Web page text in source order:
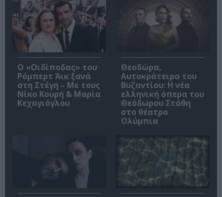
O «Οιδίποδας» του
Ρόμπερτ Άικ ξανά
στη Στέγη – Με τους
Νίκο Κουρή & Μαρία
Κεχαγιόγλου
Θεοδώρα,
Αυτοκράτειρα του
Βυζαντίου: Η νέα
ελληνική όπερα του
Θεόδωρου Στάθη
στο θέατρο
Ολύμπια